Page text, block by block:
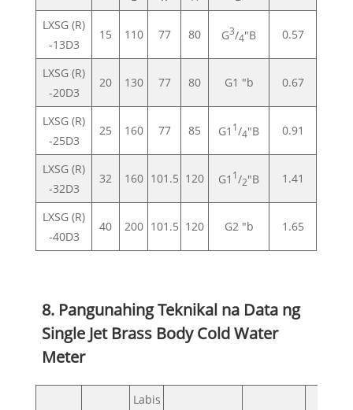
LXSG (R)
-13D3
15 110 77 80 G3/4"B 0.57
LXSG (R)
-20D3
20 130 77 80 G1 "b 0.67
LXSG (R)
-25D3
25 160 77 85 G1 1/4"B 0.91
LXSG (R)
-32D3
32 160 101.5 120 G1 1/2"B 1.41
LXSG (R)
-40D3
40 200 101.5 120 G2 "b 1.65
8. Pangunahing Teknikal na Data ng
Single Jet Brass Body Cold Water
Meter
Labis